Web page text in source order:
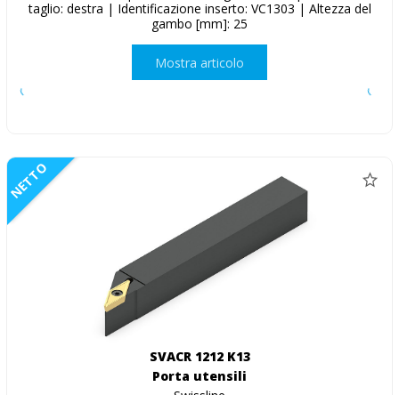
taglio: destra | Identificazione inserto: VC1303 | Altezza del
gambo [mm]: 25
Mostra articolo
NETTO
SVACR 1212 K13
Porta utensili